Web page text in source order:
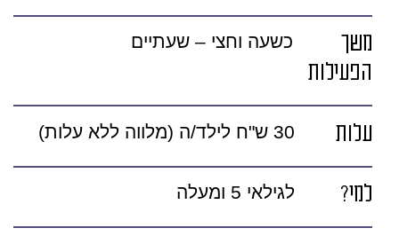
משך
הפעילות
כשעה וחצי – שעתיים
עלות 30 ש"ח לילד/ה (מלווה ללא עלות)
למי? לגילאי 5 ומעלה